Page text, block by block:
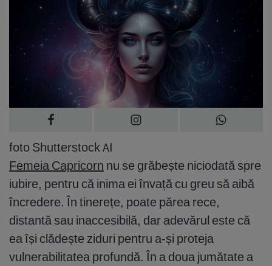
foto Shutterstock AI
Femeia Capricorn nu se grăbește niciodată spre
iubire, pentru că inima ei învață cu greu să aibă
încredere. În tinerețe, poate părea rece,
distantă sau inaccesibilă, dar adevărul este că
ea își clădește ziduri pentru a-și proteja
vulnerabilitatea profundă. În a doua jumătate a